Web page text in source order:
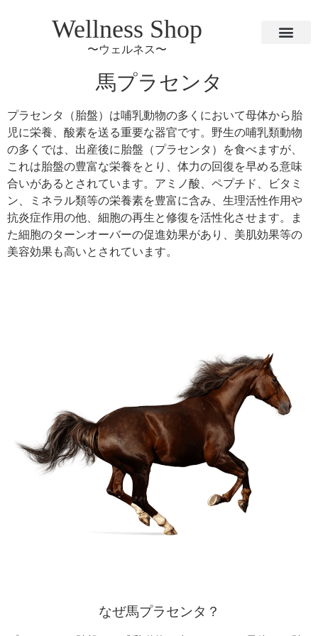
Wellness Shop
〜ウェルネス〜
馬プラセンタ
プラセンタ（胎盤）は哺乳動物の多くにおいて母体から胎
児に栄養、酸素を送る重要な器官です。野生の哺乳類動物
の多くでは、出産後に胎盤（プラセンタ）を食べますが、
これは胎盤の豊富な栄養をとり、体力の回復を早める意味
合いがあるとされています。アミノ酸、ペプチド、ビタミ
ン、ミネラル類等の栄養素を豊富に含み、生理活性作用や
抗炎症作用の他、細胞の再生と修復を活性化させます。ま
た細胞のターンオーバーの促進効果があり、美肌効果等の
美容効果も高いとされています。
なぜ馬プラセンタ？